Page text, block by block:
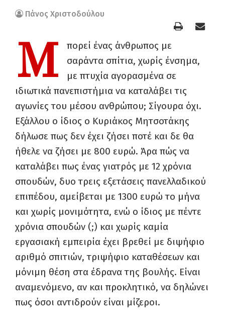
Πάνος Χριστοδούλου
Μ
πορεί ένας άνθρωπος με
σαράντα σπίτια, χωρίς ένσημα,
με πτυχία αγορασμένα σε
ιδιωτικά πανεπιστήμια να καταλάβει τις
αγωνίες του μέσου ανθρώπου; Σίγουρα όχι.
Εξάλλου ο ίδιος ο Κυριάκος Μητσοτάκης
δήλωσε πως δεν έχει ζήσει ποτέ και δε θα
ήθελε να ζήσει με 800 ευρώ. Άρα πώς να
καταλάβει πως ένας γιατρός με 12 χρόνια
σπουδών, δυο τρεις εξετάσεις πανελλαδικού
επιπέδου, αμείβεται με 1300 ευρώ το μήνα
και χωρίς μονιμότητα, ενώ ο ίδιος με πέντε
χρόνια σπουδών (;) και χωρίς καμία
εργασιακή εμπειρία έχει βρεθεί με διψήφιο
αριθμό σπιτιών, τριψήφιο καταθέσεων και
μόνιμη θέση στα έδρανα της βουλής. Είναι
αναμενόμενο, αν και προκλητικό, να δηλώνει
πως όσοι αντιδρούν είναι μίζεροι.